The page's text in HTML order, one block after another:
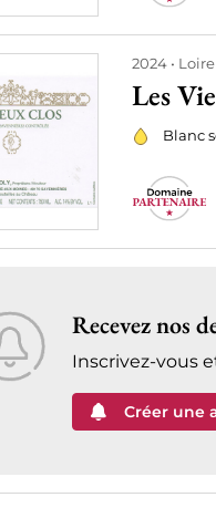
2024 Loire
Les
Blanc
Recevez nos
Inscrivez-vous
Créer une